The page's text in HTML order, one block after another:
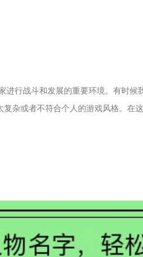
进行战斗和发展的重要环境。有时候
杂或者不符合个人的游戏风格。在